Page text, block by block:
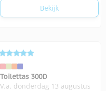
Bekijk
Toilettas 300D
V.a. donderdag 13 augustus